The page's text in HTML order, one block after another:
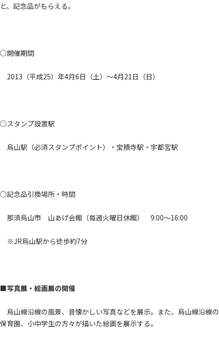
と、記念品がもらえる。
○開催期間
2013（平成25）年4月6日（土）～4月21日（日）
○スタンプ設置駅
烏山駅（必須スタンプポイント）・宝積寺駅・宇都宮駅
○記念品引換場所・時間
那須烏山市 山あげ会館（毎週火曜日休館） 9:00～16:00
※JR烏山駅から徒歩約7分
■写真展・絵画展の開催
烏山線沿線の風景、昔懐かしい写真などを展示。また、烏山線沿線の
保育園、小中学生の方々が描いた絵画を展示する。